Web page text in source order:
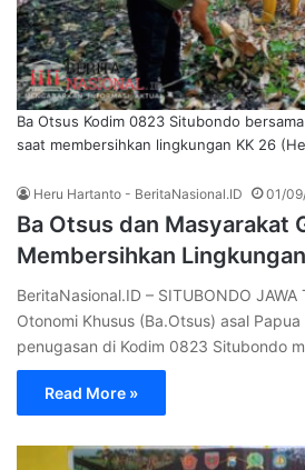
Ba Otsus Kodim 0823 Situbondo
saat membersihkan lingkungan KK 26
Heru Hartanto - BeritaNasional.ID 01/
Ba Otsus dan Masyarakat
Membersihkan
BeritaNasional.ID – SITUBONDO JAWA
Otonomi Khusus (Ba.Otsus) asal
penugasan di Kodim 0823 Situbondo
Read More »